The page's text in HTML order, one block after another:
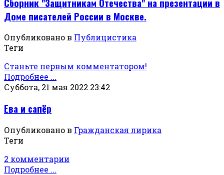
Доме писателей России в Москве.
Опубликовано в Публицистика
Теги
Станьте первым комментатором!
Подробнее ...
Суббота, 21 мая 2022 23:42
Ева и сапёр
Опубликовано в Гражданская лирика
Теги
2 комментарии
Подробнее ...